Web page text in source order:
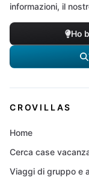
informazioni, il
Ho
CROVILLAS
Home
Cerca case
Viaggi di gruppo e